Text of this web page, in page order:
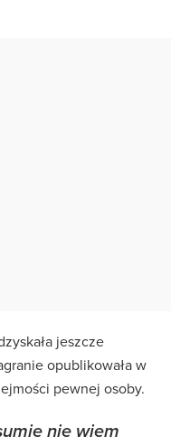
jeszcze
opublikowała w
pewnej osoby.
nie wiem